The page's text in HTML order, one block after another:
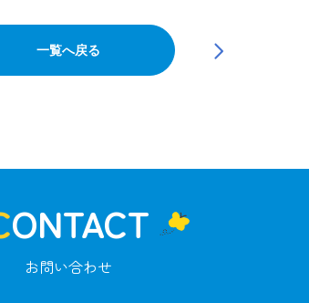
一覧へ戻る
CONTACT
お問い合わせ